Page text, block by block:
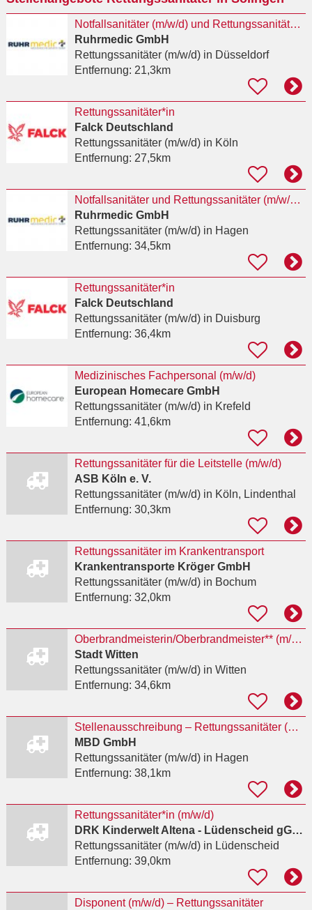
Notfallsanitäter (m/w/d) und Rettungssanitäter (m/w/d) für Düsseldorf
Ruhrmedic GmbH
Rettungssanitäter (m/w/d)in Düsseldorf
Entfernung: 21,3km
Rettungssanitäter*in
Falck Deutschland
Rettungssanitäter (m/w/d)in Köln
Entfernung: 27,5km
Notfallsanitäter und Rettungssanitäter (m/w/d) in der öffentlichen Notfallrettung in Hagen
Ruhrmedic GmbH
Rettungssanitäter (m/w/d)in Hagen
Entfernung: 34,5km
Rettungssanitäter*in
Falck Deutschland
Rettungssanitäter (m/w/d)in Duisburg
Entfernung: 36,4km
Medizinisches Fachpersonal (m/w/d)
European Homecare GmbH
Rettungssanitäter (m/w/d)in Krefeld
Entfernung: 41,6km
Rettungssanitäter für die Leitstelle (m/w/d)
ASB Köln e. V.
Rettungssanitäter (m/w/d)in Köln, Lindenthal
Entfernung: 30,3km
Rettungssanitäter im Krankentransport
Krankentransporte Kröger GmbH
Rettungssanitäter (m/w/d)in Bochum
Entfernung: 32,0km
Oberbrandmeisterin/Oberbrandmeister** (m/w/d)
Stadt Witten
Rettungssanitäter (m/w/d)in Witten
Entfernung: 34,6km
Stellenausschreibung – Rettungssanitäter (m/w/d) für den qualifizierten Krankentransport in
MBD GmbH
Rettungssanitäter (m/w/d)in Hagen
Entfernung: 38,1km
Rettungssanitäter*in (m/w/d)
DRK Kinderwelt Altena - Lüdenscheid gGmbH
Rettungssanitäter (m/w/d)in Lüdenscheid
Entfernung: 39,0km
Disponent (m/w/d) – Rettungssanitäter